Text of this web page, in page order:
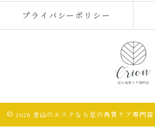
プライバシーポリシー
© 2026 金山のエステなら足の角質ケア専門